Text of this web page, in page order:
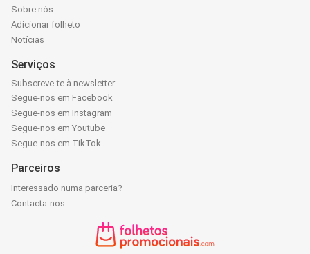
Sobre nós
Adicionar folheto
Notícias
Serviços
Subscreve-te à newsletter
Segue-nos em Facebook
Segue-nos em Instagram
Segue-nos em Youtube
Segue-nos em TikTok
Parceiros
Interessado numa parceria?
Contacta-nos